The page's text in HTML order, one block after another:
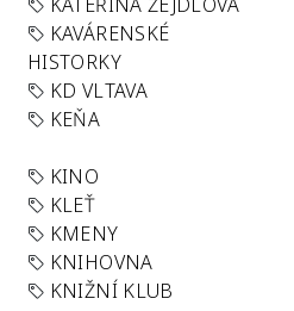
KAVÁRENSKÉ
HISTORKY
KD VLTAVA
KEŇA
KINO
KLEŤ
KMENY
KNIHOVNA
KNIŽNÍ KLUB